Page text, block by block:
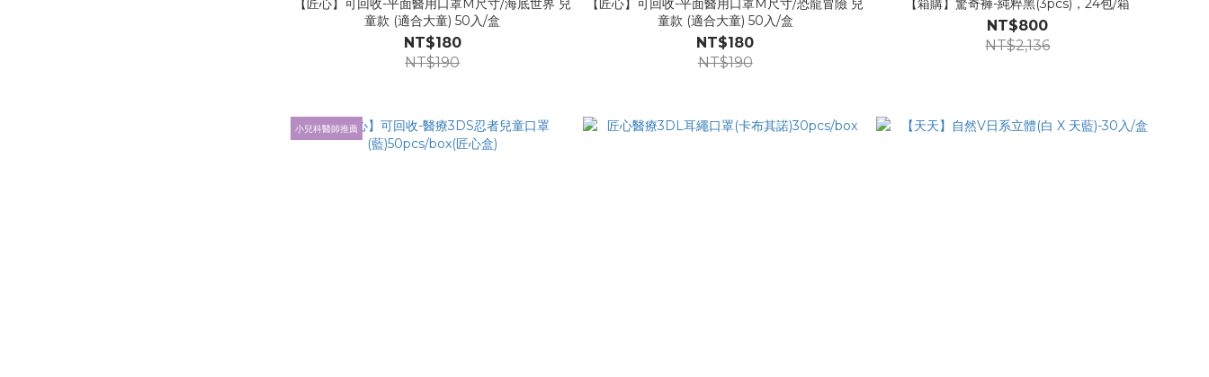
【匠心】可回收-平面醫用口罩M尺寸/海底世界 兒
童款 (適合大童) 50入/盒
NT$180
NT$190
【匠心】可回收-平面醫用口罩M尺寸/恐龍冒險 兒
童款 (適合大童) 50入/盒
NT$180
NT$190
【箱購】驚奇褲-純粹黑(3pcs)，24包/箱
NT$800
NT$2,136
小兒科醫師推薦